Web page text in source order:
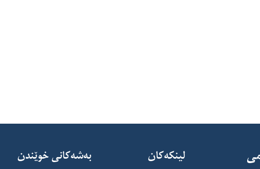
لینکەکان بەشەکانی خوێندن